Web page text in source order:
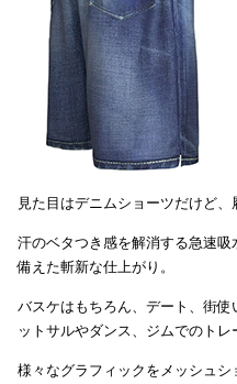
見た目はデニムショーツだけど、
汗のベタつき感を解消する急速
備えた斬新な仕上がり。
バスケはもちろん、デート、街
ットサルやダンス、ジムでのトレ
様々なグラフィックをメッシュシ